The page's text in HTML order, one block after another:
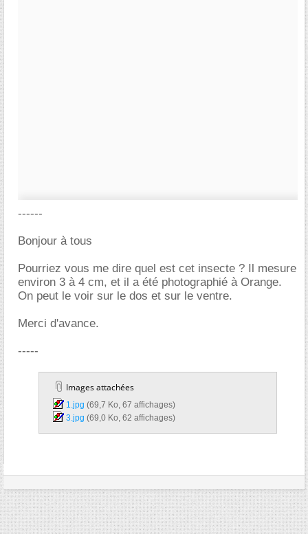
------
Bonjour à tous
Pourriez vous me dire quel est cet insecte ? Il mesure
environ 3 à 4 cm, et il a été photographié à Orange.
On peut le voir sur le dos et sur le ventre.
Merci d'avance.
-----
Images attachées
1.jpg‎ (69,7 Ko, 67 affichages)
3.jpg‎ (69,0 Ko, 62 affichages)